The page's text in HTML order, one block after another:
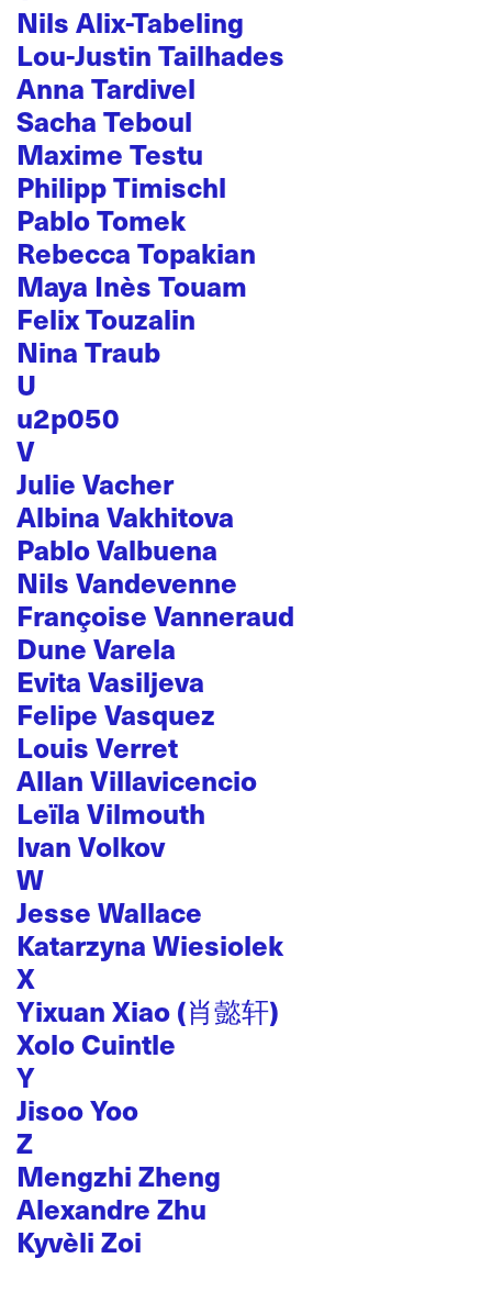
Nils Alix-Tabeling
Lou-Justin Tailhades
Anna Tardivel
Sacha Teboul
Maxime Testu
Philipp Timischl
Pablo Tomek
Rebecca Topakian
Maya Inès Touam
Felix Touzalin
Nina Traub
U
u2p050
V
Julie Vacher
Albina Vakhitova
Pablo Valbuena
Nils Vandevenne
Françoise Vanneraud
Dune Varela
Evita Vasiljeva
Felipe Vasquez
Louis Verret
Allan Villavicencio
Leïla Vilmouth
Ivan Volkov
W
Jesse Wallace
Katarzyna Wiesiolek
X
Yixuan Xiao (肖懿轩)
Xolo Cuintle
Y
Jisoo Yoo
Z
Mengzhi Zheng
Alexandre Zhu
Kyvèli Zoi